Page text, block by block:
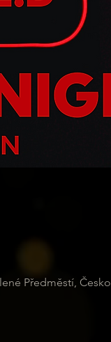
Předměstí, Česko